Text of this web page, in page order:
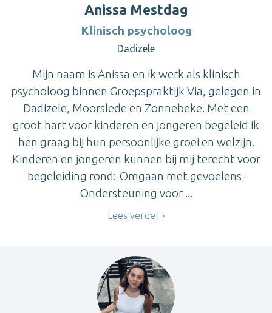
Anissa Mestdag
Klinisch psycholoog
Dadizele
Mijn naam is Anissa en ik werk als klinisch
psycholoog binnen Groepspraktijk Via, gelegen in
Dadizele, Moorslede en Zonnebeke. Met een
groot hart voor kinderen en jongeren begeleid ik
hen graag bij hun persoonlijke groei en welzijn.
Kinderen en jongeren kunnen bij mij terecht voor
begeleiding rond:-Omgaan met gevoelens-
Ondersteuning voor ...
Lees verder